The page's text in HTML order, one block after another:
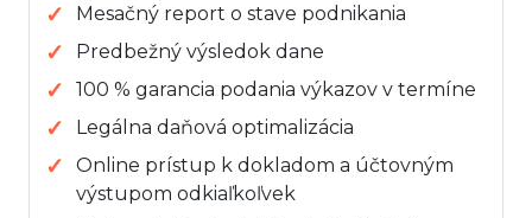
Mesačný report o stave podnikania
Predbežný výsledok dane
100 % garancia podania výkazov v termíne
Legálna daňová optimalizácia
Online prístup k dokladom a účtovným
výstupom odkiaľkoľvek